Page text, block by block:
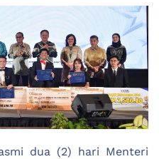
dua (2) hari Menteri